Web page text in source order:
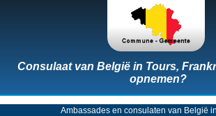
Consulaat van België in Tours,
opnemen?
Ambassades en consulaten van België